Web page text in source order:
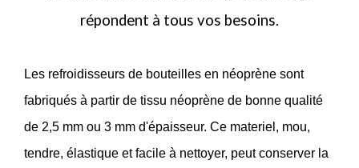
répondent à tous vos besoins.
Les refroidisseurs de bouteilles en néoprène sont
fabriqués à partir de tissu néoprène de bonne qualité
de 2,5 mm ou 3 mm d'épaisseur. Ce materiel, mou,
tendre, élastique et facile à nettoyer, peut conserver la